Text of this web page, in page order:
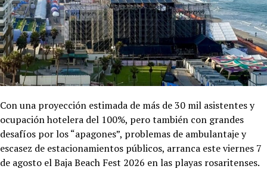
Con una proyección estimada de más de 30 mil asistentes y
ocupación hotelera del 100%, pero también con grandes
desafíos por los “apagones”, problemas de ambulantaje y
escasez de estacionamientos públicos, arranca este viernes 7
de agosto el Baja Beach Fest 2026 en las playas rosaritenses.